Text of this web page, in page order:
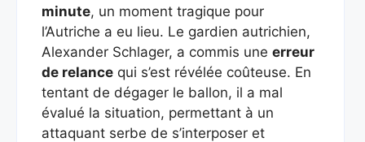
minute, un moment tragique pour
l’Autriche a eu lieu. Le gardien autrichien,
Alexander Schlager, a commis une erreur
de relance qui s’est révélée coûteuse. En
tentant de dégager le ballon, il a mal
évalué la situation, permettant à un
attaquant serbe de s’interposer et